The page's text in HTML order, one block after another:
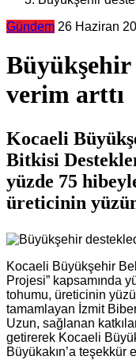
Gündem 26 Haziran
verim arttı
Kocaeli
Bitkisi
yüzde 75
üreticinin
Kocaeli Büyükşehir
Projesi” kapsamında
tohumu, üreticinin
tamamlayan İzmit
Uzun, sağlanan
getirerek Kocaeli
Büyükakın’a teşekkür